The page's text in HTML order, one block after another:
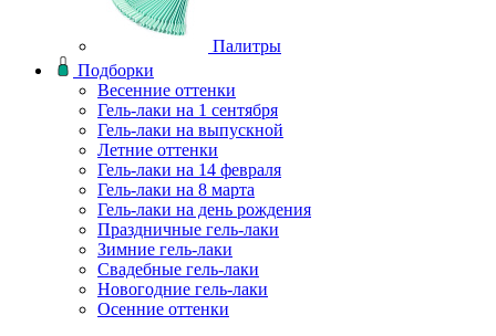
Палитры
Подборки
Весенние оттенки
Гель-лаки на 1 сентября
Гель-лаки на выпускной
Летние оттенки
Гель-лаки на 14 февраля
Гель-лаки на 8 марта
Гель-лаки на день рождения
Праздничные гель-лаки
Зимние гель-лаки
Свадебные гель-лаки
Новогодние гель-лаки
Осенние оттенки